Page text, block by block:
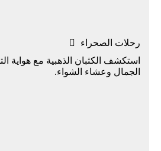
رحلات اﻟﺼﺤﺮاء

اﺳﺘﻜﺸﻒ اﻟﻜﺜﺒﺎن اﻟﺬﻫﺒﻴﺔ مع هواية
اﻟﺠﻤﺎل وﻋﺸﺎء اﻟﺸﻮاء.